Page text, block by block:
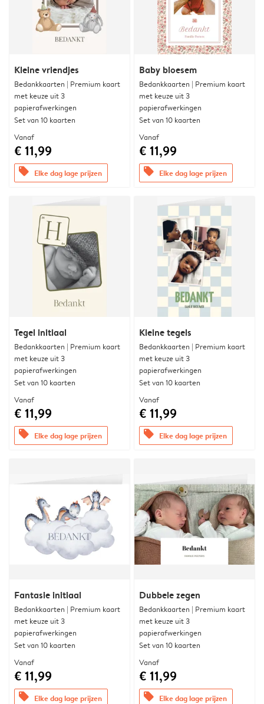
Kleine vriendjes
Bedankkaarten | Premium kaart
met keuze uit 3
papierafwerkingen
Set van 10 kaarten
Vanaf
€ 11,99
offers Elke dag lage prijzen
Baby bloesem
Bedankkaarten | Premium kaart
met keuze uit 3
papierafwerkingen
Set van 10 kaarten
Vanaf
€ 11,99
offers Elke dag lage prijzen
Tegel initiaal
Bedankkaarten | Premium kaart
met keuze uit 3
papierafwerkingen
Set van 10 kaarten
Vanaf
€ 11,99
offers Elke dag lage prijzen
Kleine tegels
Bedankkaarten | Premium kaart
met keuze uit 3
papierafwerkingen
Set van 10 kaarten
Vanaf
€ 11,99
offers Elke dag lage prijzen
Fantasie initiaal
Bedankkaarten | Premium kaart
met keuze uit 3
papierafwerkingen
Set van 10 kaarten
Vanaf
€ 11,99
offers Elke dag lage prijzen
Dubbele zegen
Bedankkaarten | Premium kaart
met keuze uit 3
papierafwerkingen
Set van 10 kaarten
Vanaf
€ 11,99
offers Elke dag lage prijzen